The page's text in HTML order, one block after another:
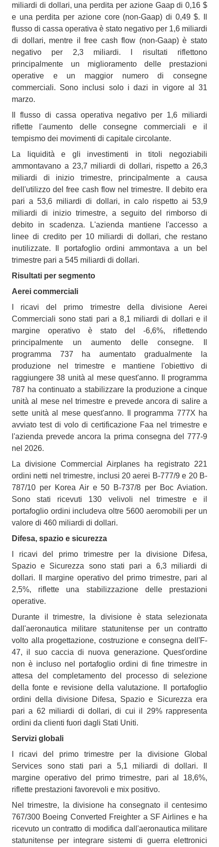
miliardi di dollari, una perdita per azione Gaap di 0,16 $
e una perdita per azione core (non-Gaap) di 0,49 $. Il
flusso di cassa operativa è stato negativo per 1,6 miliardi
di dollari, mentre il free cash flow (non-Gaap) è stato
negativo per 2,3 miliardi. I risultati riflettono
principalmente un miglioramento delle prestazioni
operative e un maggior numero di consegne
commerciali. Sono inclusi solo i dazi in vigore al 31
marzo.
Il flusso di cassa operativa negativo per 1,6 miliardi
riflette l'aumento delle consegne commerciali e il
tempismo dei movimenti di capitale circolante.
La liquidità e gli investimenti in titoli negoziabili
ammontavano a 23,7 miliardi di dollari, rispetto a 26,3
miliardi di inizio trimestre, principalmente a causa
dell'utilizzo del free cash flow nel trimestre. Il debito era
pari a 53,6 miliardi di dollari, in calo rispetto ai 53,9
miliardi di inizio trimestre, a seguito del rimborso di
debito in scadenza. L'azienda mantiene l'accesso a
linee di credito per 10 miliardi di dollari, che restano
inutilizzate. Il portafoglio ordini ammontava a un bel
trimestre pari a 545 miliardi di dollari.
Risultati per segmento
Aerei commerciali
I ricavi del primo trimestre della divisione Aerei
Commerciali sono stati pari a 8,1 miliardi di dollari e il
margine operativo è stato del -6,6%, riflettendo
principalmente un aumento delle consegne. Il
programma 737 ha aumentato gradualmente la
produzione nel trimestre e mantiene l'obiettivo di
raggiungere 38 unità al mese quest'anno. Il programma
787 ha continuato a stabilizzare la produzione a cinque
unità al mese nel trimestre e prevede ancora di salire a
sette unità al mese quest'anno. Il programma 777X ha
avviato test di volo di certificazione Faa nel trimestre e
l'azienda prevede ancora la prima consegna del 777-9
nel 2026.
La divisione Commercial Airplanes ha registrato 221
ordini netti nel trimestre, inclusi 20 aerei B-777/9 e 20 B-
787/10 per Korea Air e 50 B-737/8 per Boc Aviation.
Sono stati ricevuti 130 velivoli nel trimestre e il
portafoglio ordini includeva oltre 5600 aeromobili per un
valore di 460 miliardi di dollari.
Difesa, spazio e sicurezza
I ricavi del primo trimestre per la divisione Difesa,
Spazio e Sicurezza sono stati pari a 6,3 miliardi di
dollari. Il margine operativo del primo trimestre, pari al
2,5%, riflette una stabilizzazione delle prestazioni
operative.
Durante il trimestre, la divisione è stata selezionata
dall'aeronautica militare statunitense per un contratto
volto alla progettazione, costruzione e consegna dell'F-
47, il suo caccia di nuova generazione. Quest'ordine
non è incluso nel portafoglio ordini di fine trimestre in
attesa del completamento del processo di selezione
della fonte e revisione della valutazione. Il portafoglio
ordini della divisione Difesa, Spazio e Sicurezza era
pari a 62 miliardi di dollari, di cui il 29% rappresenta
ordini da clienti fuori dagli Stati Uniti.
Servizi globali
I ricavi del primo trimestre per la divisione Global
Services sono stati pari a 5,1 miliardi di dollari. Il
margine operativo del primo trimestre, pari al 18,6%,
riflette prestazioni favorevoli e mix positivo.
Nel trimestre, la divisione ha consegnato il centesimo
767/300 Boeing Converted Freighter a SF Airlines e ha
ricevuto un contratto di modifica dall'aeronautica militare
statunitense per integrare sistemi di guerra elettronici